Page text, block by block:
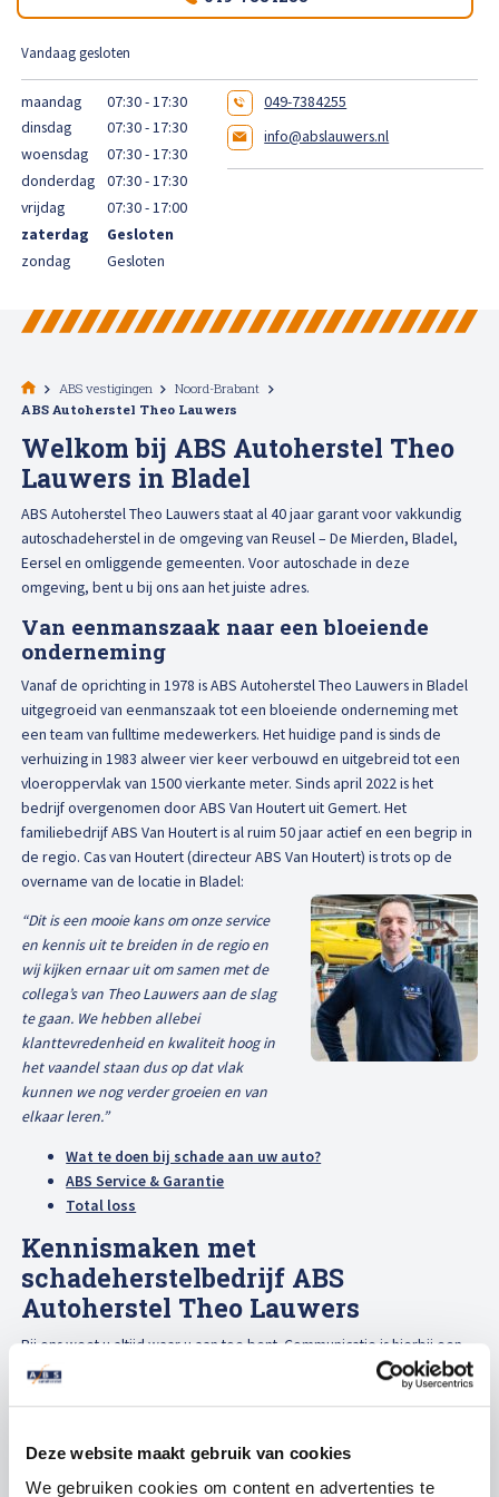
Deze website maakt gebruik van cookies
We gebruiken cookies om content en advertenties te
High Tech Schadeherstel
Lakschade herstellen
Spotrepair
Steenslag herstellen
Velgen herstellen
Hagelschade herstellen
Total loss
Alle soorten Specialisme
Afspraak maken
Vandaag gesloten
maandag
07:30 - 17:30
dinsdag
07:30 - 17:30
woensdag
07:30 - 17:30
donderdag
07:30 - 17:30
vrijdag
07:30 - 17:00
zaterdag
Gesloten
zondag
Gesloten
049-7384255
info@abslauwers.nl
ABS vestigingen
Noord-Brabant
ABS Autoherstel Theo Lauwers
Welkom bij ABS Autoherstel Theo
Lauwers in Bladel
ABS Autoherstel Theo Lauwers staat al 40 jaar garant voor vakkundig
autoschadeherstel in de omgeving van Reusel – De Mierden, Bladel,
Eersel en omliggende gemeenten. Voor autoschade in deze
omgeving, bent u bij ons aan het juiste adres.
Van eenmanszaak naar een bloeiende
onderneming
Vanaf de oprichting in 1978 is ABS Autoherstel Theo Lauwers in Bladel
uitgegroeid van eenmanszaak tot een bloeiende onderneming met
een team van fulltime medewerkers. Het huidige pand is sinds de
verhuizing in 1983 alweer vier keer verbouwd en uitgebreid tot een
vloeroppervlak van 1500 vierkante meter. Sinds april 2022 is het
bedrijf overgenomen door ABS Van Houtert uit Gemert. Het
familiebedrijf ABS Van Houtert is al ruim 50 jaar actief en een begrip in
de regio. Cas van Houtert (directeur ABS Van Houtert) is trots op de
overname van de locatie in Bladel:
“Dit is een mooie kans om onze service
en kennis uit te breiden in de regio en
wij kijken ernaar uit om samen met de
collega’s van Theo Lauwers aan de slag
te gaan. We hebben allebei
klanttevredenheid en kwaliteit hoog in
het vaandel staan dus op dat vlak
kunnen we nog verder groeien en van
elkaar leren.”
Wat te doen bij schade aan uw auto?
ABS Service & Garantie
Total loss
Kennismaken met
schadeherstelbedrijf ABS
Autoherstel Theo Lauwers
Bij ons weet u altijd waar u aan toe bent. Communicatie is hierbij een
belangrijk onderdeel. Daarnaast houden wij u mobiel, door passend
vervangend vervoer aan te bieden. Wij zorgen er bovendien voor dat
In onze goed uitgeruste werkplaats is het repareren van een kras, een
deukje of een fikse autoschade geen enkel probleem. Alle technieken